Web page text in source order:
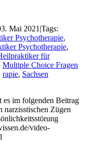
3. Mai 2021 |Tags:
Psychotherapie,
Psychotherapie,
für
Multiple Choice Fragen
rapie, Sachsen
es im folgenden Beitrag
narzisstischen Zügen
video-